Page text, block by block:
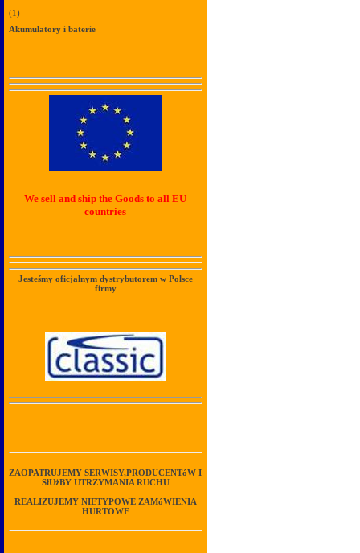
(1)
Akumulatory i baterie
We sell and ship the Goods to all EU
countries
Jesteśmy oficjalnym dystrybutorem w Polsce
firmy
ZAOPATRUJEMY SERWISY,PRODUCENTóW I
SłUżBY UTRZYMANIA RUCHU
REALIZUJEMY NIETYPOWE ZAMóWIENIA
HURTOWE